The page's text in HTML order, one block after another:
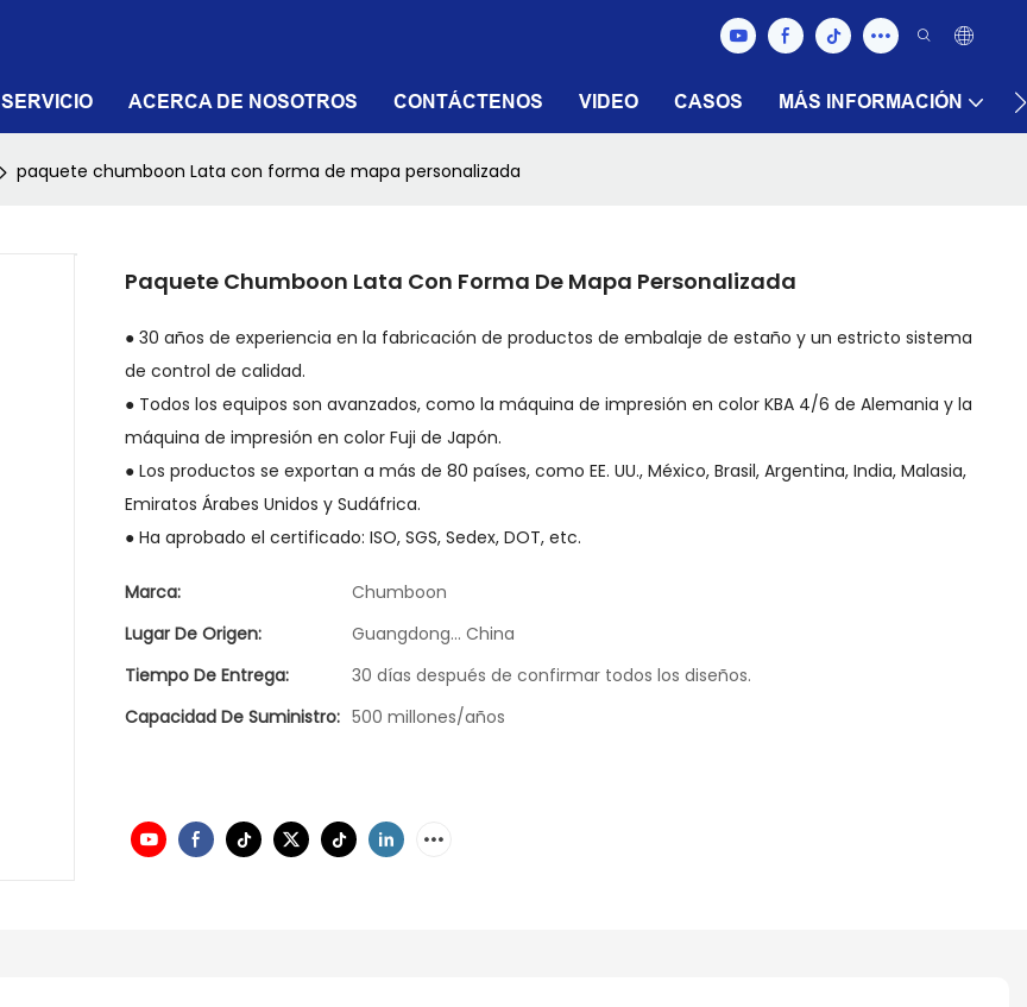
SERVICIO ACERCA DE NOSOTROS CONTÁCTENOS VIDEO CASOS MÁS INFORMACIÓN
paquete chumboon Lata con forma de mapa personalizada
Paquete Chumboon Lata Con Forma De Mapa Personalizada
● 30 años de experiencia en la fabricación de productos de embalaje de estaño y un estricto sistema
de control de calidad.
● Todos los equipos son avanzados, como la máquina de impresión en color KBA 4/6 de Alemania y la
máquina de impresión en color Fuji de Japón.
● Los productos se exportan a más de 80 países, como EE. UU., México, Brasil, Argentina, India, Malasia,
Emiratos Árabes Unidos y Sudáfrica.
● Ha aprobado el certificado: ISO, SGS, Sedex, DOT, etc.
Marca:
Chumboon
Lugar De Origen:
Guangdong... China
Tiempo De Entrega:
30 días después de confirmar todos los diseños.
Capacidad De Suministro: 500 millones/años